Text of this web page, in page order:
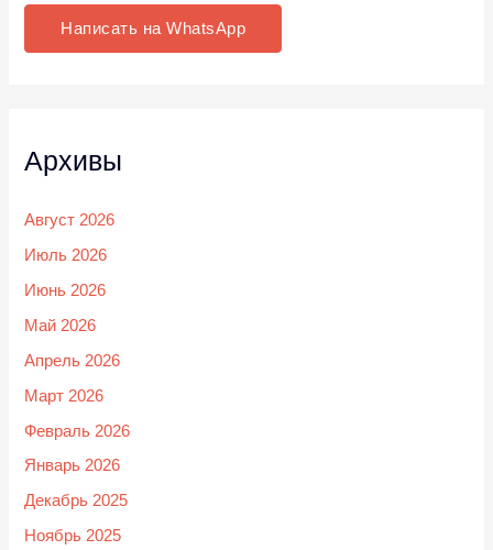
Написать на WhatsApp
Архивы
Август 2026
Июль 2026
Июнь 2026
Май 2026
Апрель 2026
Март 2026
Февраль 2026
Январь 2026
Декабрь 2025
Ноябрь 2025